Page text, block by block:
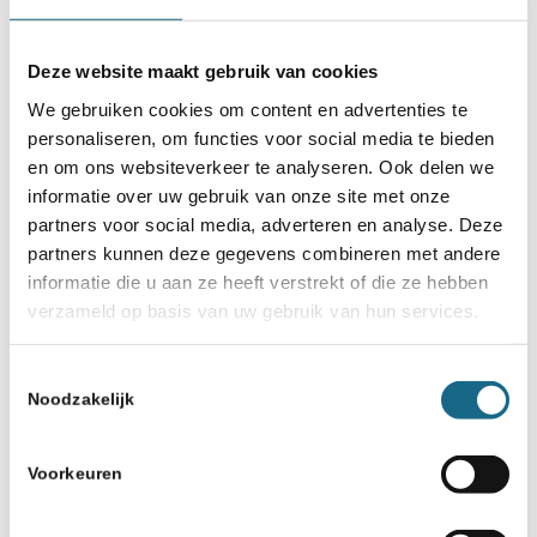
Deze website maakt gebruik van cookies
We gebruiken cookies om content en advertenties te
personaliseren, om functies voor social media te bieden
en om ons websiteverkeer te analyseren. Ook delen we
informatie over uw gebruik van onze site met onze
partners voor social media, adverteren en analyse. Deze
partners kunnen deze gegevens combineren met andere
informatie die u aan ze heeft verstrekt of die ze hebben
verzameld op basis van uw gebruik van hun services.
Noodzakelijk
Voorkeuren
Paasschaken Rosmalen
9 augustus 2026